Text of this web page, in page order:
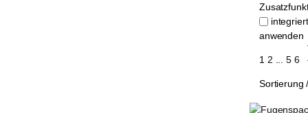
anwenden
1 2 5 6
Sortierung